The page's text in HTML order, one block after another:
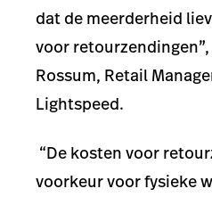
dat de meerderheid
voor
Rossum, Retail
Lightspeed.
“De kosten voor
voorkeur voor fysieke